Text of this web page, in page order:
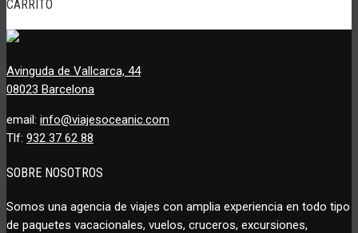
CARRITO
Avinguda de Vallcarca, 44
08023 Barcelona
email: info@viajesoceanic.com
Tlf: 932 37 62 88
SOBRE NOSOTROS
Somos una agencia de viajes con amplia experiencia en todo tipo
de paquetes vacacionales, vuelos, cruceros, excursiones,